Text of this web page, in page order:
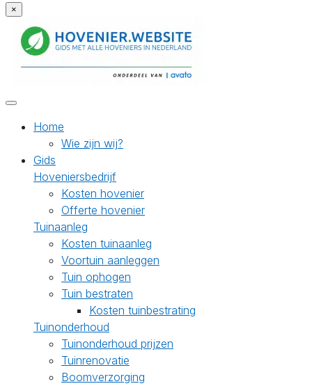
×
Home
Wie zijn wij?
Gids
Hoveniersbedrijf
Kosten hovenier
Offerte hovenier
Tuinaanleg
Kosten tuinaanleg
Voortuin aanleggen
Tuin ophogen
Tuin bestraten
Kosten tuinbestrating
Tuinonderhoud
Tuinonderhoud prijzen
Tuinrenovatie
Boomverzorging